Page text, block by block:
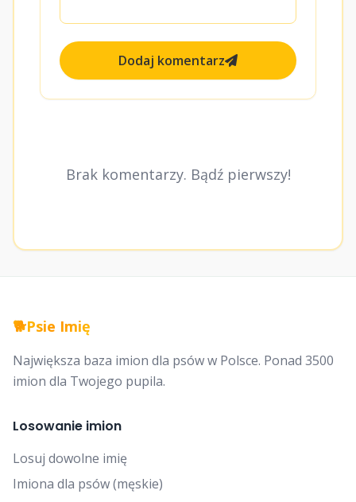
Dodaj komentarz
Brak komentarzy. Bądź pierwszy!
🐕Psie Imię
Największa baza imion dla psów w Polsce. Ponad 3500
imion dla Twojego pupila.
Losowanie imion
Losuj dowolne imię
Imiona dla psów (męskie)